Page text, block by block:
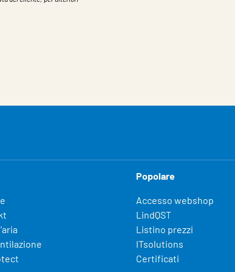
Popolare
Accesso webshop
LindQST
Listino prezzi
ITsolutions
Certificati